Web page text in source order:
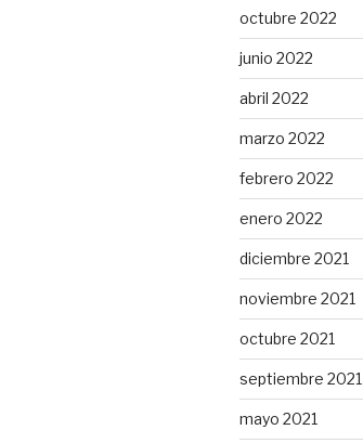
octubre 2022
junio 2022
abril 2022
marzo 2022
febrero 2022
enero 2022
diciembre 2021
noviembre 2021
octubre 2021
septiembre 2021
mayo 2021